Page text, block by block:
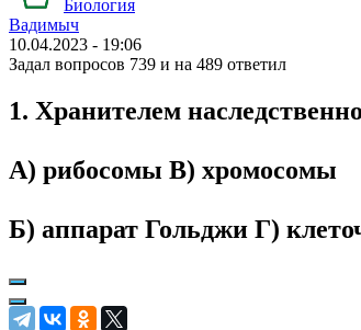
Биология
Вадимыч
10.04.2023 - 19:06
Задал вопросов 739 и на 489 ответил
1. Хранителем
А) рибосомы В) хромосомы
Б) аппарат Гольджи Г)